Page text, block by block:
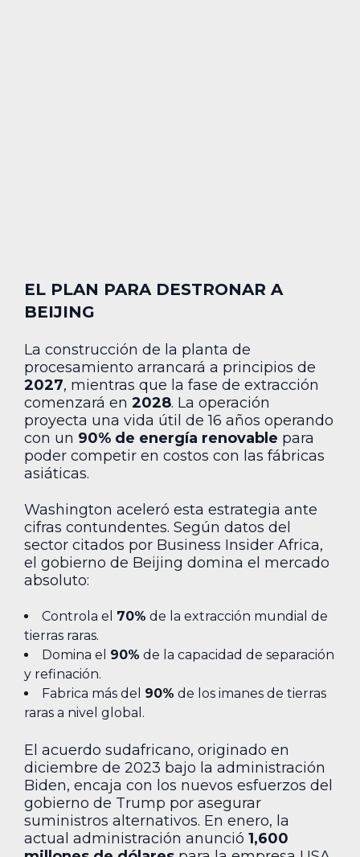
EL PLAN PARA DESTRONAR A
BEIJING
La construcción de la planta de
procesamiento arrancará a principios de
2027, mientras que la fase de extracción
comenzará en 2028. La operación
proyecta una vida útil de 16 años operando
con un 90% de energía renovable para
poder competir en costos con las fábricas
asiáticas.
Washington aceleró esta estrategia ante
cifras contundentes. Según datos del
sector citados por Business Insider Africa,
el gobierno de Beijing domina el mercado
absoluto:
Controla el 70% de la extracción mundial de
tierras raras.
Domina el 90% de la capacidad de separación
y refinación.
Fabrica más del 90% de los imanes de tierras
raras a nivel global.
El acuerdo sudafricano, originado en
diciembre de 2023 bajo la administración
Biden, encaja con los nuevos esfuerzos del
gobierno de Trump por asegurar
suministros alternativos. En enero, la
actual administración anunció 1,600